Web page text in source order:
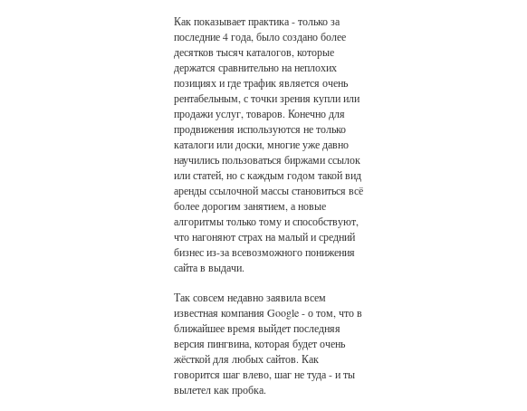
Как показывает практика - только за
последние 4 года, было создано более
десятков тысяч каталогов, которые
держатся сравнительно на неплохих
позициях и где трафик является очень
рентабельным, с точки зрения купли или
продажи услуг, товаров. Конечно для
продвижения используются не только
каталоги или доски, многие уже давно
научились пользоваться биржами ссылок
или статей, но с каждым годом такой вид
аренды ссылочной массы становиться всё
более дорогим занятием, а новые
алгоритмы только тому и способствуют,
что нагоняют страх на малый и средний
бизнес из-за всевозможного понижения
сайта в выдачи.
Так совсем недавно заявила всем
известная компания Google - о том, что в
ближайшее время выйдет последняя
версия пингвина, которая будет очень
жёсткой для любых сайтов. Как
говорится шаг влево, шаг не туда - и ты
вылетел как пробка.